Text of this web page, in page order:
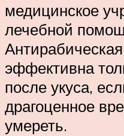
медицинское
лечебной
эффективна
после укуса,
драгоценное
умереть.